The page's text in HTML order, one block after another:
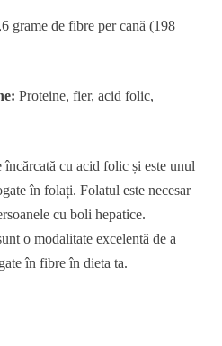
grame de fibre per cană (198
Proteine, fier, acid folic,
încărcată cu acid folic și este unul
în folați. Folatul este necesar
cu boli hepatice.
o modalitate excelentă de a
în fibre în dieta ta.